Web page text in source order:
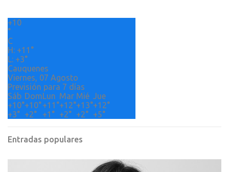
i
s
+10
°
C
H: +11°
L: +3°
Cauquenes
Viernes, 07 Agosto
Previsión para 7 días
Sáb DomLun Mar Mié Jue
+10°+10°+11°+12°+13°+12°
+3° +2° +1° +2° +2° +5°
Entradas populares